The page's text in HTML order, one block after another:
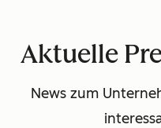
Aktuelle
News zum